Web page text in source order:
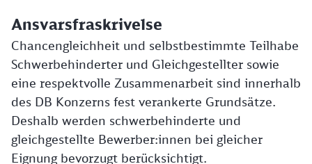
Ansvarsfraskrivelse
Chancengleichheit und selbstbestimmte Teilhabe
Schwerbehinderter und Gleichgestellter sowie
eine respektvolle Zusammenarbeit sind innerhalb
des DB Konzerns fest verankerte Grundsätze.
Deshalb werden schwerbehinderte und
gleichgestellte Bewerber:innen bei gleicher
Eignung bevorzugt berücksichtigt.